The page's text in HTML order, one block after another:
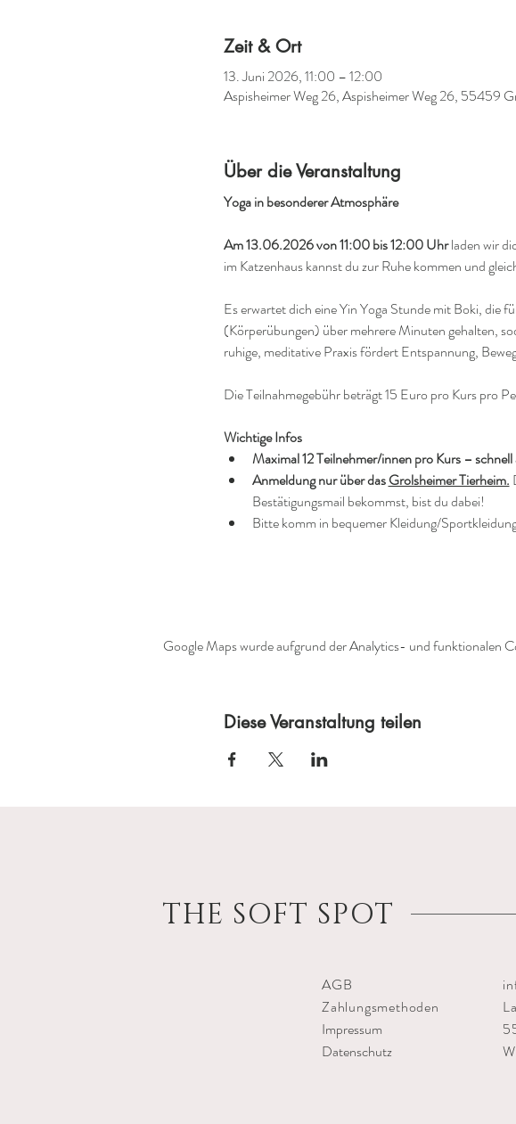
Zeit & Ort
13. Juni 2026, 11:00 – 12:00
Aspisheimer Weg 26, Aspisheimer Weg 26, 55459
Über die Veranstaltung
Yoga in besonderer Atmosphäre
Am 13.06.2026 von 11:00 bis 12:00 Uhr laden wir
im Katzenhaus kannst du zur Ruhe kommen und
Es erwartet dich eine Yin Yoga Stunde mit Boki, die
(Körperübungen) über mehrere Minuten gehalten,
ruhige, meditative Praxis fördert Entspannung,
Die Teilnahmegebühr beträgt 15 Euro pro Kurs pro
Wichtige Infos
Maximal 12 Teilnehmer/innen pro Kurs –
Anmeldung nur über das Grolsheimer Tierheim.
Bestätigungsmail bekommst, bist du dabei!
Bitte komm in bequemer Kleidung/
Google Maps wurde aufgrund der Analytics- und funktionalen
Diese Veranstaltung teilen
THE SOFT SPOT
AGB
Zahlungsmethoden
Impressum
Datenschutz